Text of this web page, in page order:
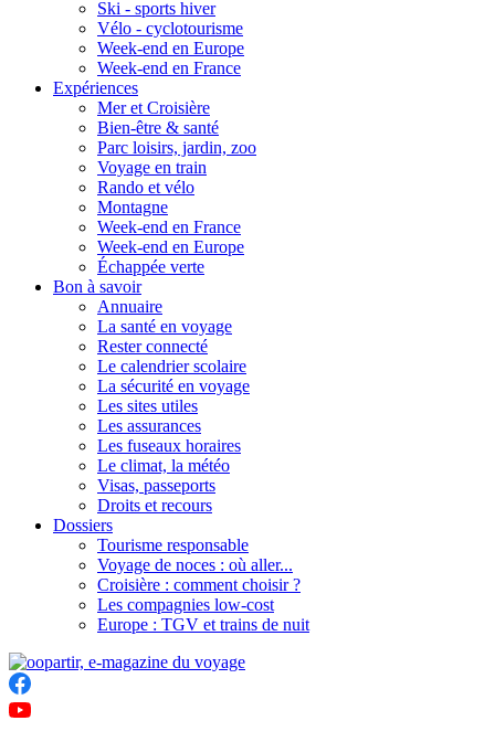
Ski - sports hiver
Vélo - cyclotourisme
Week-end en Europe
Week-end en France
Expériences
Mer et Croisière
Bien-être & santé
Parc loisirs, jardin, zoo
Voyage en train
Rando et vélo
Montagne
Week-end en France
Week-end en Europe
Échappée verte
Bon à savoir
Annuaire
La santé en voyage
Rester connecté
Le calendrier scolaire
La sécurité en voyage
Les sites utiles
Les assurances
Les fuseaux horaires
Le climat, la météo
Visas, passeports
Droits et recours
Dossiers
Tourisme responsable
Voyage de noces : où aller...
Croisière : comment choisir ?
Les compagnies low-cost
Europe : TGV et trains de nuit